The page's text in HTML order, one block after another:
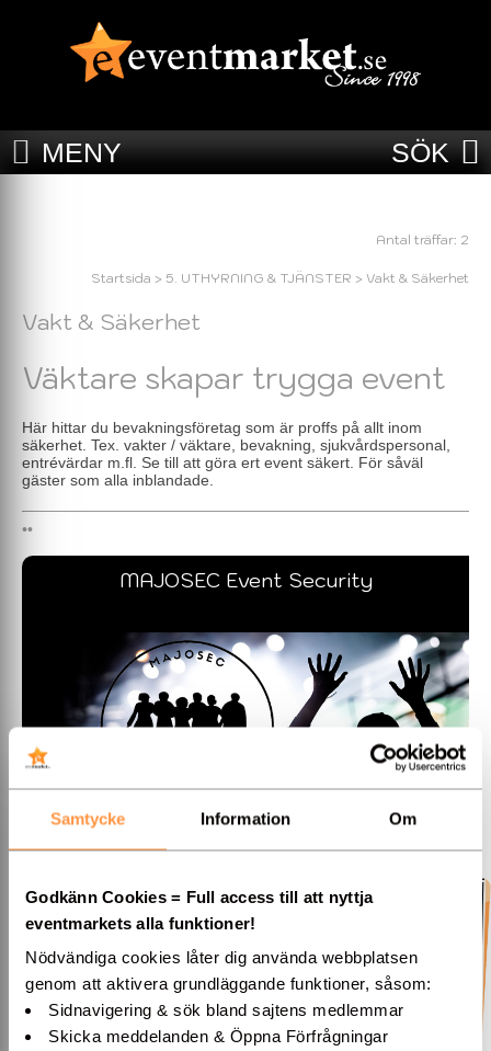
Samtycke Information Om
Godkänn Cookies = Full access till att nyttja
eventmarkets alla funktioner!
Nödvändiga cookies låter dig använda webbplatsen
genom att aktivera grundläggande funktioner, såsom:
Sidnavigering & sök bland sajtens medlemmar
Skicka meddelanden & Öppna Förfrågningar
MENY SÖK
Antal träffar: 2
Startsida > 5. UTHYRNING & TJÄNSTER > Vakt & Säkerhet
Vakt & Säkerhet
Väktare skapar trygga event
Här hittar du bevakningsföretag som är proffs på allt inom
säkerhet. Tex. vakter / väktare, bevakning, sjukvårdspersonal,
entrévärdar m.fl. Se till att göra ert event säkert. För såväl
gäster som alla inblandade.
MAJOSEC Event Security
Kontakta Majosec när ni vill arrangera säkra och trygga event.
känna er try...
Hela Sverige, även internationellt vid behov!
»ÖPPNA